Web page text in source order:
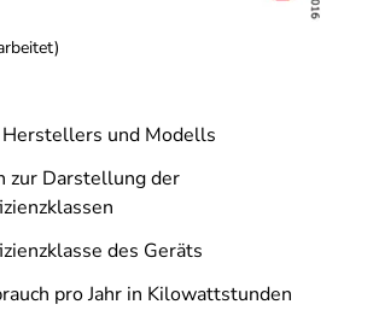
Herstellers und Modells
zur Darstellung der
des Geräts
pro Jahr in Kilowattstunden